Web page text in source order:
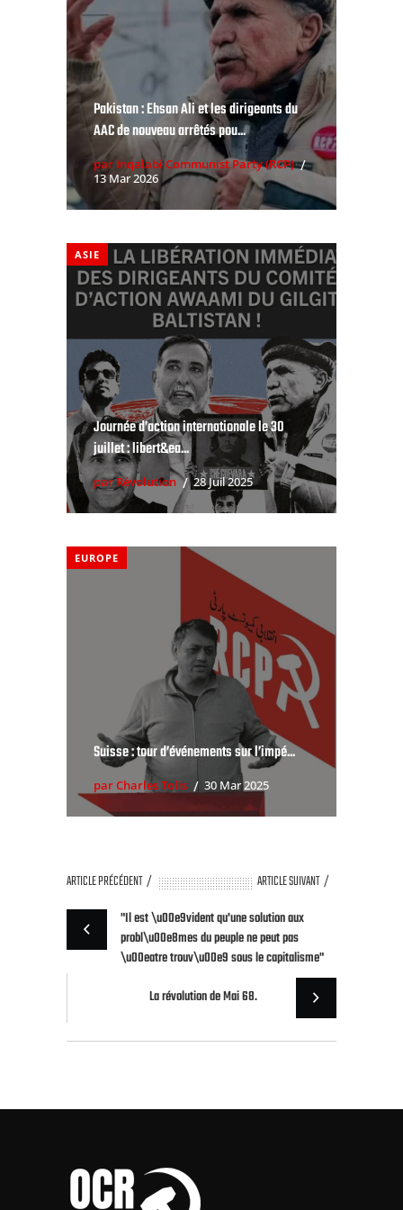
Pakistan : Ehsan Ali et les dirigeants du
AAC de nouveau arrêtés pou...
par Inqalabi Communist Party (RCP)
13 Mar 2026
ASIE
Journée d’action internationale le 30
juillet : libert&ea...
par Révolution 28 Juil 2025
EUROPE
Suisse : tour d’événements sur l’impé...
par Charles Tolis 30 Mar 2025
ARTICLE PRÉCÉDENT
ARTICLE SUIVANT
"Il est \u00e9vident qu'une solution aux
probl\u00e8mes du peuple ne peut pas
\u00eatre trouv\u00e9 sous le capitalisme"
La révolution de Mai 68.